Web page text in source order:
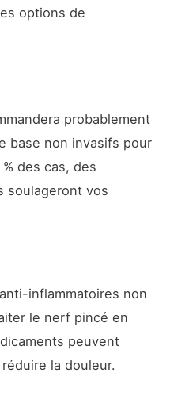
options de
probablement
base non invasifs pour
% des cas, des
soulageront vos
inflammatoires non
le nerf pincé en
peuvent
la douleur.